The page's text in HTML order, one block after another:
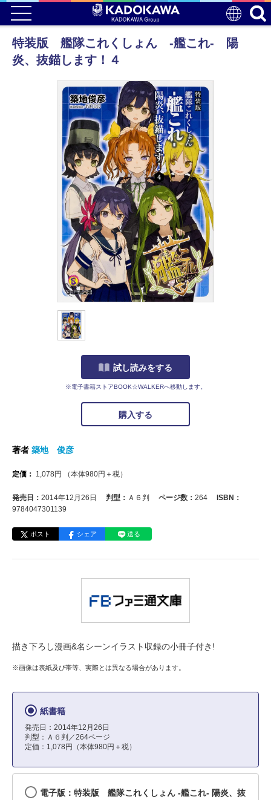
特装版 艦隊これくしょん ‐艦これ‐ 陽
炎、抜錨します！４
試し読みをする
※電子書籍ストアBOOK☆WALKERへ移動します。
購入する
著者 築地 俊彦
定価： 1,078円 （本体980円＋税）
発売日： 2014年12月26日 判型： Ａ６判 ページ数： 264
ISBN：
9784047301139
ポスト シェア 送る
描き下ろし漫画&名シーンイラスト収録の小冊子付き!
※画像は表紙及び帯等、実際とは異なる場合があります。
紙書籍
発売日：2014年12月26日
判型：Ａ６判／264ページ
定価：1,078円（本体980円＋税）
電子版：特装版 艦隊これくしょん -艦これ- 陽炎、抜